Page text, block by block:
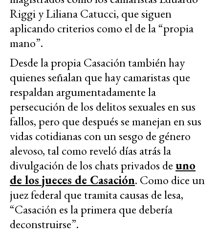
Riggi y Liliana Catucci, que siguen
aplicando criterios como el de la “propia
mano”.
Desde la propia Casación también hay
quienes señalan que hay camaristas que
respaldan argumentadamente la
persecución de los delitos sexuales en sus
fallos, pero que después se manejan en sus
vidas cotidianas con un sesgo de género
alevoso, tal como reveló días atrás la
divulgación de los chats privados deuno
de los jueces de Casación. Como dice un
juez federal que tramita causas de lesa,
“Casación es la primera que debería
deconstruirse”.